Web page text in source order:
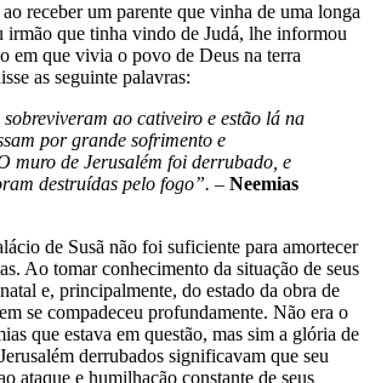
receber um parente que vinha de uma longa
irmão que tinha vindo de Judá, lhe informou
em que vivia o povo de Deus na terra
as seguinte palavras:
sobreviveram ao cativeiro e estão lá na
por grande sofrimento e
muro de Jerusalém foi derrubado, e
destruídas pelo fogo”. – Neemias
de Susã não foi suficiente para amortecer
Ao tomar conhecimento da situação de seus
e, principalmente, do estado da obra de
se compadeceu profundamente. Não era o
que estava em questão, mas sim a glória de
derrubados significavam que seu
ataque e humilhação constante de seus